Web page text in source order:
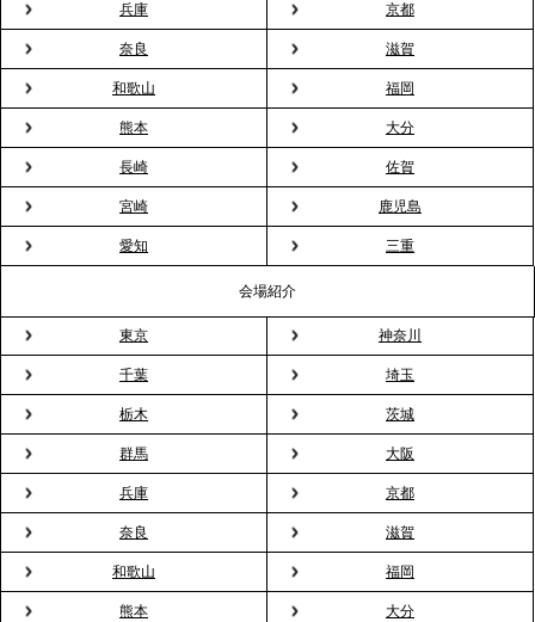
2026.3.20
NHK「ニュースウオッチ9」で、2ndTable「室内花
見」が紹介されました
2026.3.16
プレスリリースのご案内｜2026年、春の親睦は「花
粉レス」な室内花見。福利厚生としても注目され
る、快適で新しいお花見体験
2026.3.5
プレスリリースのご案内｜「室内お花見」の法人利
用が前年比4倍に急増。オフィスに桜が届く福利厚生
の新定番
2026.2.13
プレスリリースのご案内｜オフィスが「１日限定の
バー」に！福利厚生・社内交流を格上げする《出張
バーテンダー》サービスを開始
兵庫 京都
奈良 滋賀
和歌山 福岡
熊本 大分
長崎 佐賀
宮崎 鹿児島
愛知 三重
会場紹介
東京 神奈川
千葉 埼玉
栃木 茨城
群馬 大阪
兵庫 京都
奈良 滋賀
和歌山 福岡
熊本 大分